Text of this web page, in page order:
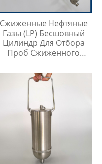
Сжиженные Нефтяные
Газы (LP) Бесшовный
Цилиндр Для Отбора
Проб Сжиженного